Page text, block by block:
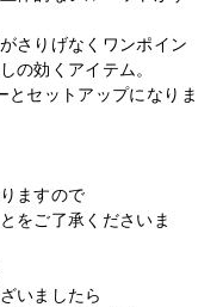
さりげなくワンポイン
の効くアイテム。
とセットアップになりま
ますので
をご了承くださいま
いましたら